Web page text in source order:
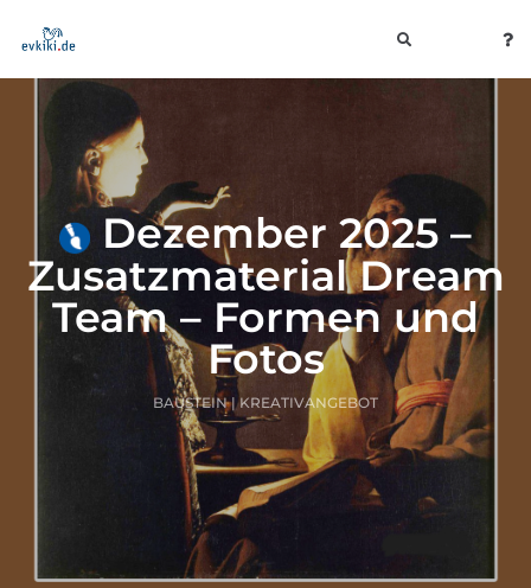
toggle
Dezember 2025 –
Zusatzmaterial Dream
Team – Formen und
Fotos
BAUSTEIN | KREATIVANGEBOT